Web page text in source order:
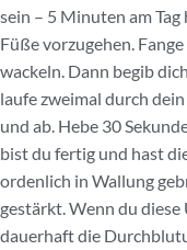
sein – 5 Minuten am
Füße vorzugehen.
wackeln. Dann begib
laufe zweimal durch
und ab. Hebe 30
bist du fertig und hast
ordenlich in Wallung
gestärkt. Wenn du
dauerhaft die